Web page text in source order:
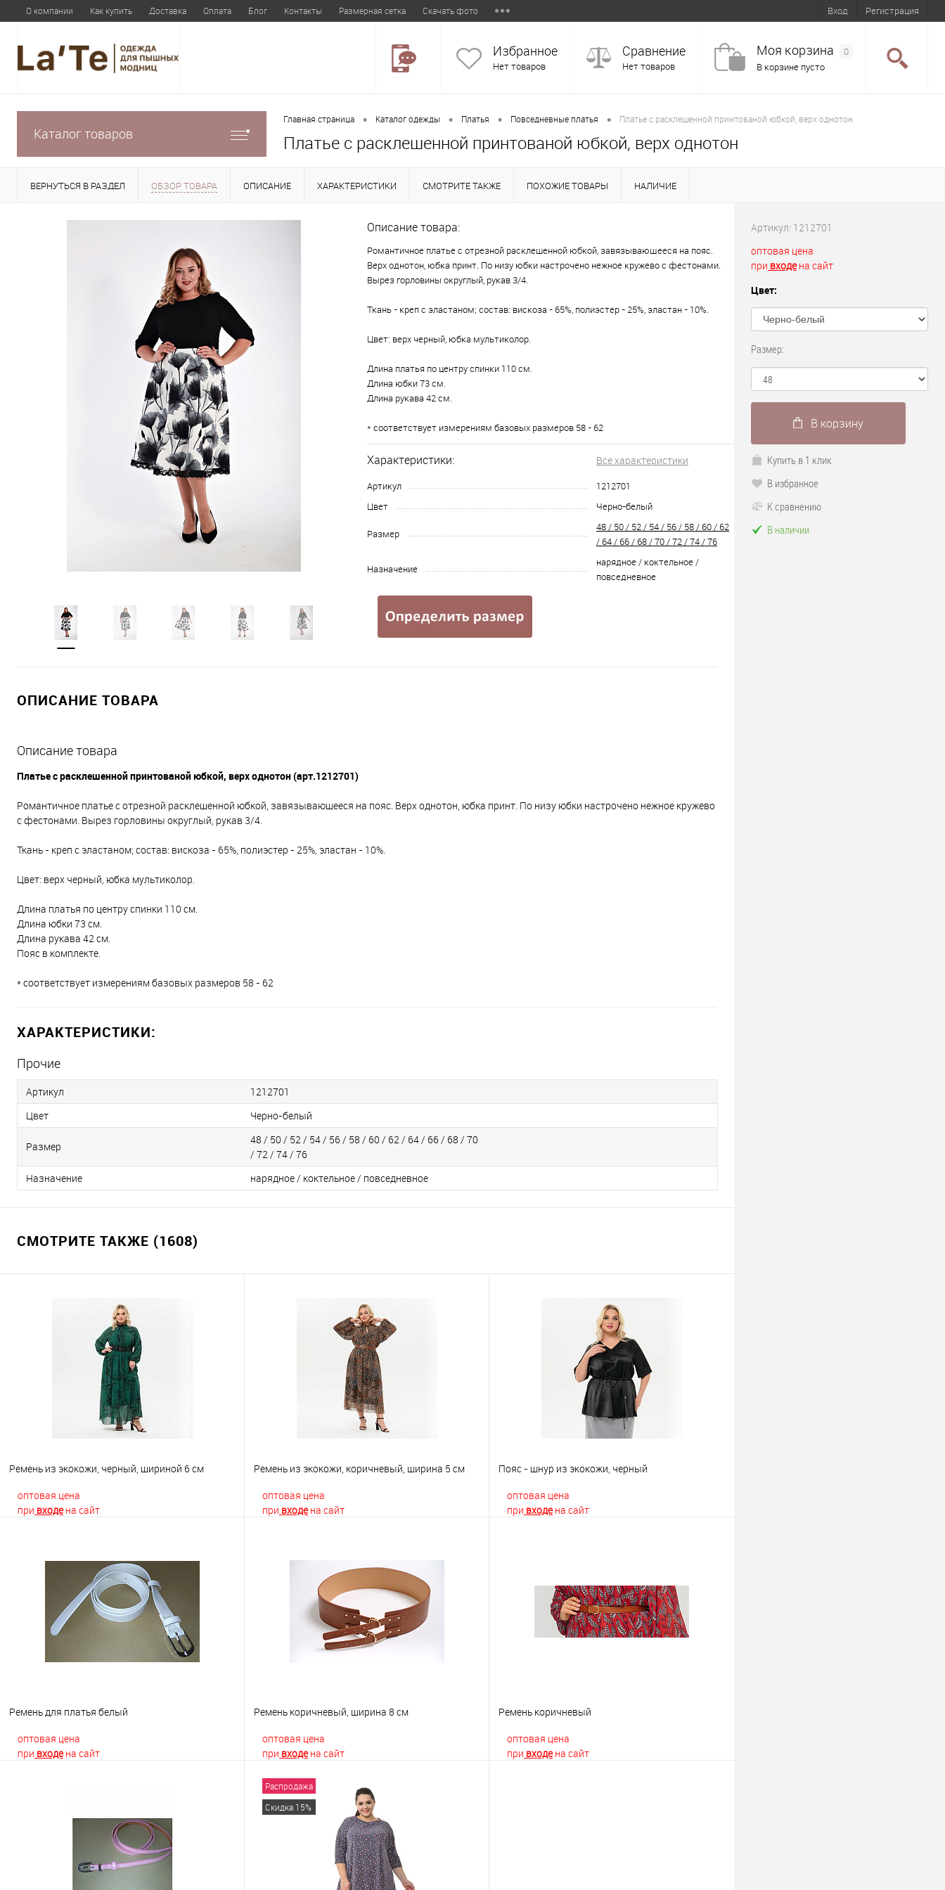
О компании Как купить Доставка Оплата Блог Контакты Размерная сетка Скачать фото Вход Регистрация
Избранное
Нет товаров
Сравнение
Нет товаров
Моя корзина
0
В корзине пусто
Каталог товаров
Главная страница • Каталог одежды • Платья • Повседневные платья • Платье с расклешенной принтованой юбкой, верх однотон
Платье с расклешенной принтованой юбкой, верх однотон
ВЕРНУТЬСЯ В РАЗДЕЛ ОБЗОР ТОВАРА ОПИСАНИЕ ХАРАКТЕРИСТИКИ СМОТРИТЕ ТАКЖЕ ПОХОЖИЕ ТОВАРЫ НАЛИЧИЕ
Описание товара:
Романтичное платье с отрезной расклешенной юбкой, завязывающееся на пояс.
Верх однотон, юбка принт. По низу юбки настрочено нежное кружево с фестонами.
Вырез горловины округлый, рукав 3/4.
Ткань - креп с эластаном; состав: вискоза - 65%, полиэстер - 25%, эластан - 10%.
Цвет: верх черный, юбка мультиколор.
Длина платья по центру спинки 110 см.
Длина юбки 73 см.
Длина рукава 42 см.
* соответствует измерениям базовых размеров 58 - 62
Характеристики: Все характеристики
Артикул
1212701
Цвет
Черно-белый
Размер
48 / 50 / 52 / 54 / 56 / 58 / 60 / 62
/ 64 / 66 / 68 / 70 / 72 / 74 / 76
Назначение
нарядное / коктельное /
повседневное
ОПИСАНИЕ ТОВАРА
Описание товара
Платье с расклешенной принтованой юбкой, верх однотон (арт.1212701)
Романтичное платье с отрезной расклешенной юбкой, завязывающееся на пояс. Верх однотон, юбка принт. По низу юбки настрочено нежное кружево
с фестонами. Вырез горловины округлый, рукав 3/4.
Ткань - креп с эластаном; состав: вискоза - 65%, полиэстер - 25%, эластан - 10%.
Цвет: верх черный, юбка мультиколор.
Длина платья по центру спинки 110 см.
Длина юбки 73 см.
Длина рукава 42 см.
Пояс в комплекте.
* соответствует измерениям базовых размеров 58 - 62
ХАРАКТЕРИСТИКИ:
Прочие
Артикул
1212701
Цвет
Черно-белый
Размер
48 / 50 / 52 / 54 / 56 / 58 / 60 / 62 / 64 / 66 / 68 / 70
/ 72 / 74 / 76
Назначение
нарядное / коктельное / повседневное
СМОТРИТЕ ТАКЖЕ (1608)
Ремень из экокожи, черный, шириной 6 см
оптовая цена
при входена сайт
Купить в 1 клик
К сравнению
В избранное
Недоступно
Ремень из экокожи, коричневый, ширина 5 см
оптовая цена
при входена сайт
Купить в 1 клик
К сравнению
В избранное
Недоступно
Пояс - шнур из экокожи, черный
оптовая цена
при входена сайт
Купить в 1 клик
К сравнению
В избранное
Недоступно
Ремень для платья белый
оптовая цена
при входена сайт
К сравнению
В наличии
Ремень коричневый, ширина 8 см
оптовая цена
при входена сайт
В корзину
В наличии
Ремень коричневый
оптовая цена
при входена сайт
Распродажа
Скидка 15%
Артикул: 1212701
оптовая цена
при входена сайт
Цвет:
Размер:
В корзину
Купить в 1 клик
В избранное
К сравнению
В наличии